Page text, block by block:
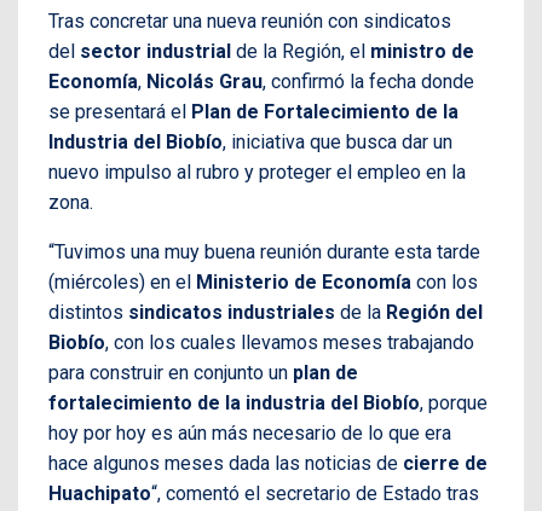
Tras concretar una nueva reunión con sindicatos
del sector industrial de la Región, el ministro de
Economía, Nicolás Grau, confirmó la fecha donde
se presentará el Plan de Fortalecimiento de la
Industria del Biobío, iniciativa que busca dar un
nuevo impulso al rubro y proteger el empleo en la
zona.
“Tuvimos una muy buena reunión durante esta tarde
(miércoles) en el Ministerio de Economía con los
distintos sindicatos industriales de la Región del
Biobío, con los cuales llevamos meses trabajando
para construir en conjunto un plan de
fortalecimiento de la industria del Biobío, porque
hoy por hoy es aún más necesario de lo que era
hace algunos meses dada las noticias de cierre de
Huachipato“, comentó el secretario de Estado tras